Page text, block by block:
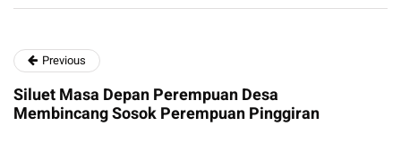
Previous
Siluet Masa Depan Perempuan Desa
Membincang Sosok Perempuan Pinggiran